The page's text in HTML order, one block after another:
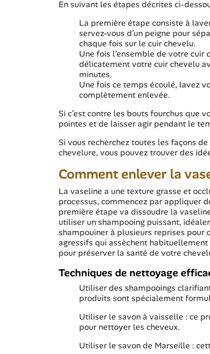
En suivant les étapes décrites ci-
La première étape consiste à
servez-vous d’un peigne pour
chaque fois sur le cuir chevelu.
Une fois l’ensemble de votre
délicatement votre cuir chevelu
minutes.
Une fois ce temps écoulé, lavez
complètement enlevée.
Si c’est contre les bouts fourchus que
pointes et de laisser agir pendant le
Si vous recherchez toutes les façons
chevelure, vous pouvez trouver des
Comment enlever la
La vaseline a une texture grasse et
processus, commencez par appliquer
première étape va dissoudre la
utiliser un shampooing puissant,
shampouiner à plusieurs reprises
agressifs qui assèchent
pour préserver la santé de votre
Techniques de nettoyage
Utiliser des shampooings
produits sont spécialement
Utiliser le savon à vaisselle : ce
pour nettoyer les cheveux.
Utiliser le savon de Marseille :